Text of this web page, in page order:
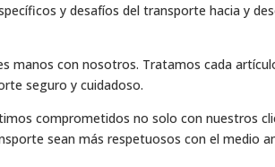
y desafíos del transporte hacia y
manos con nosotros. Tratamos cada
seguro y cuidadoso.
comprometidos no solo con nuestros
sean más respetuosos con el medio